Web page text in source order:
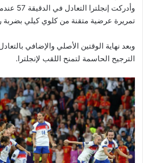
وأدركت
تمريرة عرضية متقنة من كلوي كيلي
الترجيح الحاسمة لتمنح اللقب لإنجلترا.